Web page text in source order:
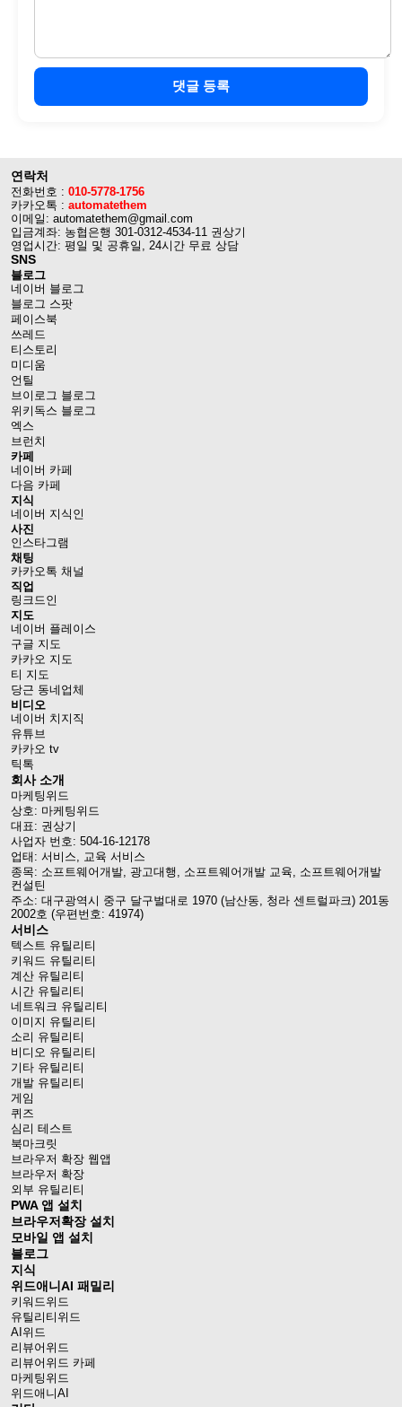
댓글 등록
연락처
전화번호 : 010-5778-1756
카카오톡 : automatethem
이메일: automatethem@gmail.com
입금계좌: 농협은행 301-0312-4534-11 권상기
영업시간: 평일 및 공휴일, 24시간 무료 상담
SNS
블로그
네이버 블로그
블로그 스팟
페이스북
쓰레드
티스토리
미디움
언틸
브이로그 블로그
위키독스 블로그
엑스
브런치
카페
네이버 카페
다음 카페
지식
네이버 지식인
사진
인스타그램
채팅
카카오톡 채널
직업
링크드인
지도
네이버 플레이스
구글 지도
카카오 지도
티 지도
당근 동네업체
비디오
네이버 치지직
유튜브
카카오 tv
틱톡
회사 소개
마케팅위드
상호: 마케팅위드
대표: 권상기
사업자 번호: 504-16-12178
업태: 서비스, 교육 서비스
종목: 소프트웨어개발, 광고대행, 소프트웨어개발 교육, 소프트웨어개발
컨설틴
주소: 대구광역시 중구 달구벌대로 1970 (남산동, 청라 센트럴파크) 201동
2002호 (우편번호: 41974)
서비스
텍스트 유틸리티
키워드 유틸리티
계산 유틸리티
시간 유틸리티
네트워크 유틸리티
이미지 유틸리티
소리 유틸리티
비디오 유틸리티
기타 유틸리티
개발 유틸리티
게임
퀴즈
심리 테스트
북마크릿
브라우저 확장 웹앱
브라우저 확장
외부 유틸리티
PWA 앱 설치
브라우저확장 설치
모바일 앱 설치
블로그
지식
위드애니AI 패밀리
키워드위드
유틸리티위드
AI위드
리뷰어위드
리뷰어위드 카페
마케팅위드
위드애니AI